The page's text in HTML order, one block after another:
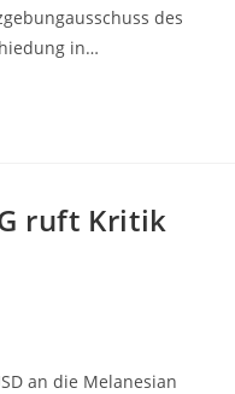
des
in…
ruft Kritik
an die Melanesian